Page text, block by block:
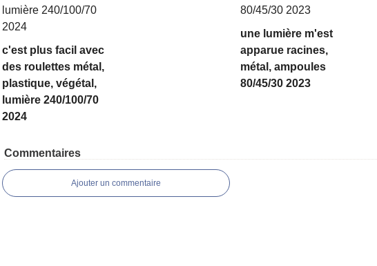
c'est plus facil avec
des roulettes métal,
plastique, végétal,
lumière 240/100/70
2024
une lumière m'est
apparue racines,
métal, ampoules
80/45/30 2023
Commentaires
Ajouter un commentaire